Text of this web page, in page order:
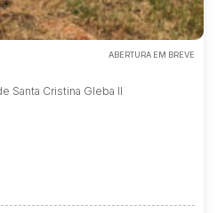
ABERTURA EM BREVE
Santa Cristina Gleba II